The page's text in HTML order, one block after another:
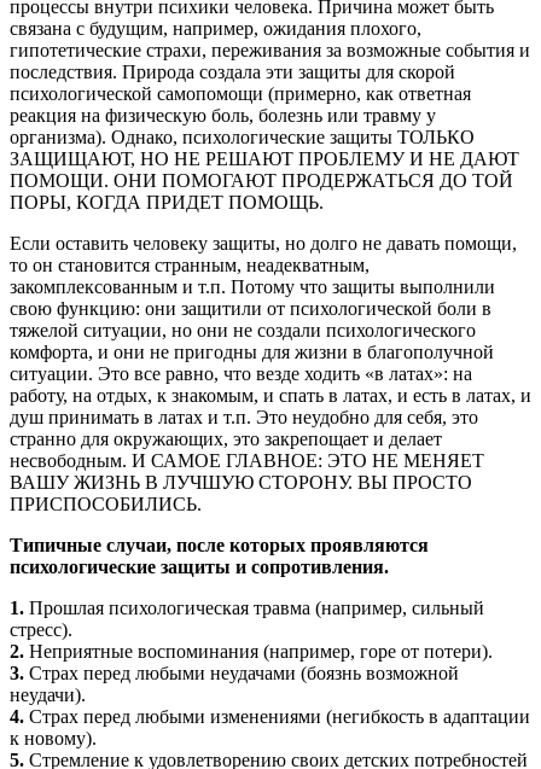
процессы внутри психики человека. Причина может быть
связана с будущим, например, ожидания плохого,
гипотетические страхи, переживания за возможные события и
последствия. Природа создала эти защиты для скорой
психологической самопомощи (примерно, как ответная
реакция на физическую боль, болезнь или травму у
организма). Однако, психологические защиты ТОЛЬКО
ЗАЩИЩАЮТ, НО НЕ РЕШАЮТ ПРОБЛЕМУ И НЕ ДАЮТ
ПОМОЩИ. ОНИ ПОМОГАЮТ ПРОДЕРЖАТЬСЯ ДО ТОЙ
ПОРЫ, КОГДА ПРИДЕТ ПОМОЩЬ.
Если оставить человеку защиты, но долго не давать помощи,
то он становится странным, неадекватным,
закомплексованным и т.п. Потому что защиты выполнили
свою функцию: они защитили от психологической боли в
тяжелой ситуации, но они не создали психологического
комфорта, и они не пригодны для жизни в благополучной
ситуации. Это все равно, что везде ходить «в латах»: на
работу, на отдых, к знакомым, и спать в латах, и есть в латах, и
душ принимать в латах и т.п. Это неудобно для себя, это
странно для окружающих, это закрепощает и делает
несвободным. И САМОЕ ГЛАВНОЕ: ЭТО НЕ МЕНЯЕТ
ВАШУ ЖИЗНЬ В ЛУЧШУЮ СТОРОНУ. ВЫ ПРОСТО
ПРИСПОСОБИЛИСЬ.
Типичные случаи, после которых проявляются
психологические защиты и сопротивления.
1. Прошлая психологическая травма (например, сильный
стресс).
2. Неприятные воспоминания (например, горе от потери).
3. Страх перед любыми неудачами (боязнь возможной
неудачи).
4. Страх перед любыми изменениями (негибкость в адаптации
к новому).
5. Стремление к удовлетворению своих детских потребностей